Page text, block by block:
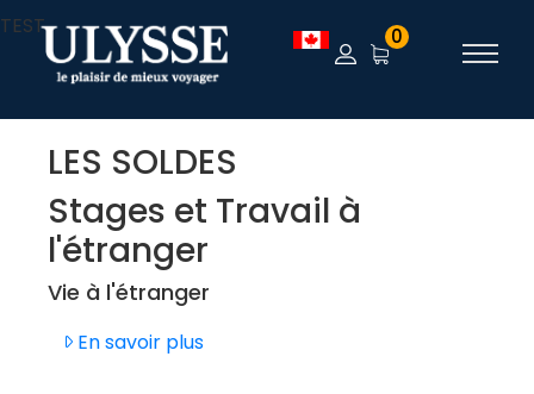
TEST 0
LES SOLDES
Stages et Travail à
l'étranger
Vie à l'étranger
En savoir plus